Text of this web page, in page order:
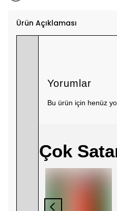
Ürün Açıklaması
Yorumlar
Bu ürün için henüz
Çok